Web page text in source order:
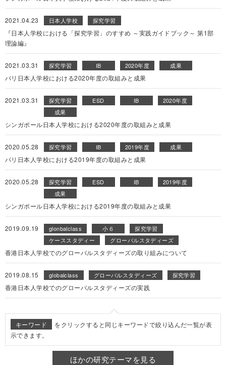
2021.04.23 日本人学校 探究学習
『日本人学校における「探究学習」のすすめ ～実践ガイドブック～ 第1部
理論編』
2021.03.31 探究学習 IB 2020年度 成果
パリ日本人学校における2020年度の取組みと成果
2021.03.31 探究学習 ESD IB
2020年度
成果
シンガポール日本人学校における2020年度の取組みと成果
2020.05.28 探究学習 IB 2019年度 成果
パリ日本人学校における2019年度の取組みと成果
2020.05.28 探究学習 ESD IB
2019年度
成果
シンガポール日本人学校における2019年度の取組みと成果
2019.09.19 glonbalclass 小６
探究学習
ケーススタディー
グローバルスタディーズ
香港日本人学校でのグローバルスタディーズの取り組みについて
2019.08.15 globalclass グローバルスタディーズ 探究学習
香港日本人学校でのグローバルスタディーズの実践
キーワード
をクリックすると同じキーワードで絞り込んだ一覧が表
示できます。
ほかの研究テーマを見る